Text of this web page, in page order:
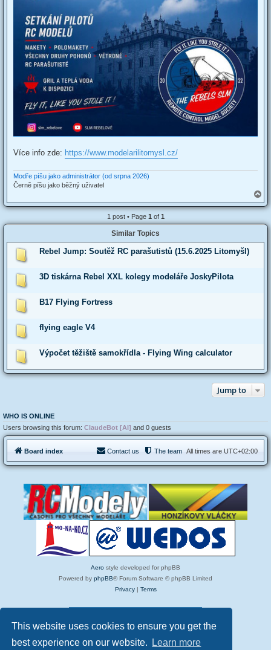
This website uses cookies to ensure you get the
best experience on our website.
Learn more
Více info zde: https://www.modelarilitomysl.cz/
Modře píšu jako administrátor (od srpna 2026)
Černě píšu jako běžný uživatel
o
p
1 post • Page 1 of 1
Similar Topics
Rebel Jump: Soutěž RC parašutistů (15.6.2025 Litomyšl)
3D tiskárna Rebel XXL kolegy modeláře JoskyPilota
B17 Flying Fortress
flying eagle V4
Výpočet těžiště samokřídla - Flying Wing calculator
Jump to
WHO IS ONLINE
Users browsing this forum: ClaudeBot [AI] and 0 guests
Board index All times are UTC+02:00
The team
Contact us
Aero style developed for phpBB
Powered by phpBB® Forum Software © phpBB Limited
Privacy| Terms